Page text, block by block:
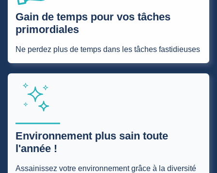
Gain de temps pour vos tâches
primordiales
Ne perdez plus de temps dans les tâches fastidieuses
Environnement plus sain toute
l'année !
Assainissez votre environnement grâce à la diversité